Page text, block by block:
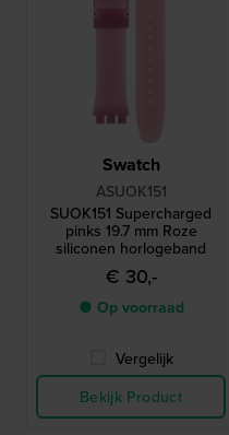
Swatch
ASUOK151
SUOK151 Supercharged
pinks 19.7 mm Roze
siliconen horlogeband
€ 30,-
● Op voorraad
Vergelijk
Bekijk Product